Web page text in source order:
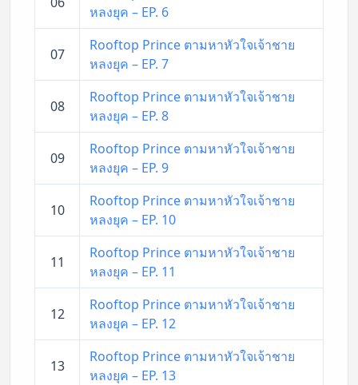
หลงยุค – EP. 6
07
Rooftop Prince ตามหาหัวใจเจ้าชาย
หลงยุค – EP. 7
08
Rooftop Prince ตามหาหัวใจเจ้าชาย
หลงยุค – EP. 8
09
Rooftop Prince ตามหาหัวใจเจ้าชาย
หลงยุค – EP. 9
10
Rooftop Prince ตามหาหัวใจเจ้าชาย
หลงยุค – EP. 10
11
Rooftop Prince ตามหาหัวใจเจ้าชาย
หลงยุค – EP. 11
12
Rooftop Prince ตามหาหัวใจเจ้าชาย
หลงยุค – EP. 12
13
Rooftop Prince ตามหาหัวใจเจ้าชาย
หลงยุค – EP. 13